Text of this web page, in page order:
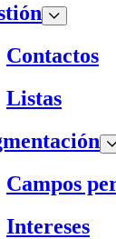
Contactos
Listas
Campos
Intereses